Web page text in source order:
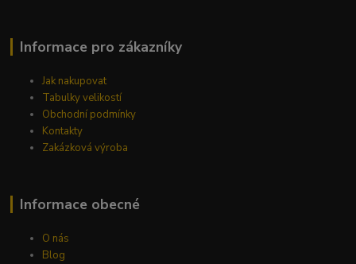
Informace pro zákazníky
Jak nakupovat
Tabulky velikostí
Obchodní podmínky
Kontakty
Zakázková výroba
Informace obecné
O nás
Blog